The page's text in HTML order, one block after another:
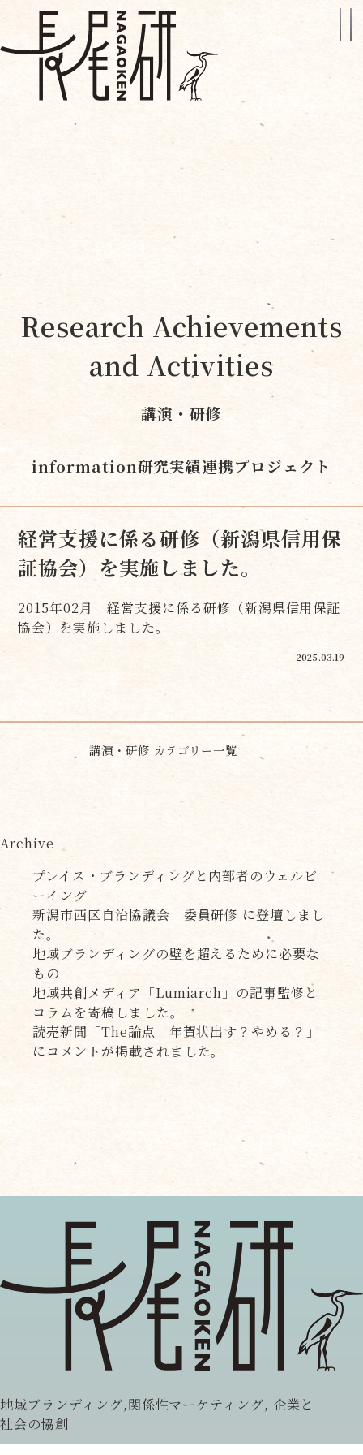
Research Achievements
and Activities
講演・研修
information研究実績連携プロジェクト
経営支援に係る研修（新潟県信用保
証協会）を実施しました。
2015年02月 経営支援に係る研修（新潟県信用保証
協会）を実施しました。
2025.03.19
講演・研修 カテゴリー一覧
Archive
プレイス・ブランディングと内部者のウェルビ
ーイング
新潟市西区自治協議会 委員研修 に登壇しまし
た。
地域ブランディングの壁を超えるために必要な
もの
地域共創メディア「Lumiarch」の記事監修と
コラムを寄稿しました。
読売新聞「The論点 年賀状出す？やめる？」
にコメントが掲載されました。
地域ブランディング,関係性マーケティング, 企業と
社会の協創